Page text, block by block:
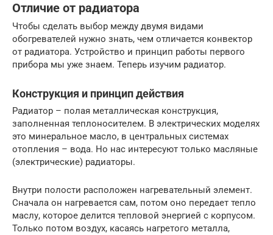
Отличие от радиатора
Чтобы сделать выбор между двумя видами
обогревателей нужно знать, чем отличается конвектор
от радиатора. Устройство и принцип работы первого
прибора мы уже знаем. Теперь изучим радиатор.
Конструкция и принцип действия
Радиатор – полая металлическая конструкция,
заполненная теплоносителем. В электрических моделях
это минеральное масло, в центральных системах
отопления – вода. Но нас интересуют только масляные
(электрические) радиаторы.
Внутри полости расположен нагревательный элемент.
Сначала он нагревается сам, потом оно передает тепло
маслу, которое делится тепловой энергией с корпусом.
Только потом воздух, касаясь нагретого металла,